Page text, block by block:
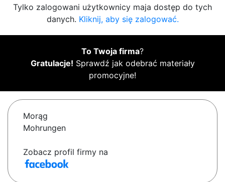
Tylko zalogowani użytkownicy maja dostęp do tych
danych. Kliknij, aby się zalogować.
To Twoja firma?
Gratulacje! Sprawdź jak odebrać materiały
promocyjne!
Morąg
Mohrungen
Zobacz profil firmy na